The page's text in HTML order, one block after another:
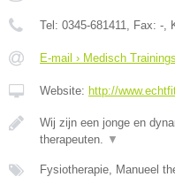
Tel: 0345-681411 , Fax: - ,
E-mail › Medisch
Website: http://
Wij zijn een jonge en
therapeuten.
▼
Fysiotherapie, Manueel